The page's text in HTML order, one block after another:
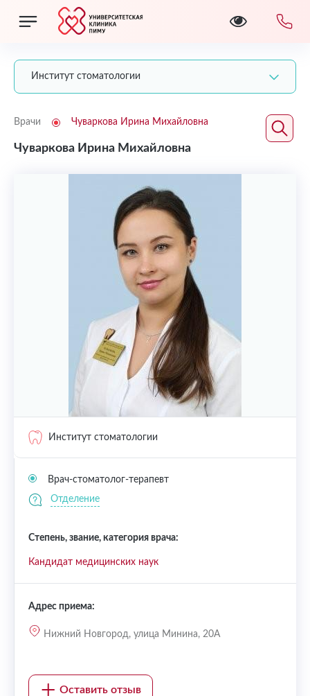
Институт стоматологии
Врачи Чуваркова Ирина Михайловна
Чуваркова Ирина Михайловна
Институт стоматологии
Врач-стоматолог-терапевт
Отделение
Степень, звание, категория врача:
Кандидат медицинских наук
Адрес приема:
Нижний Новгород, улица Минина, 20А
Оставить отзыв